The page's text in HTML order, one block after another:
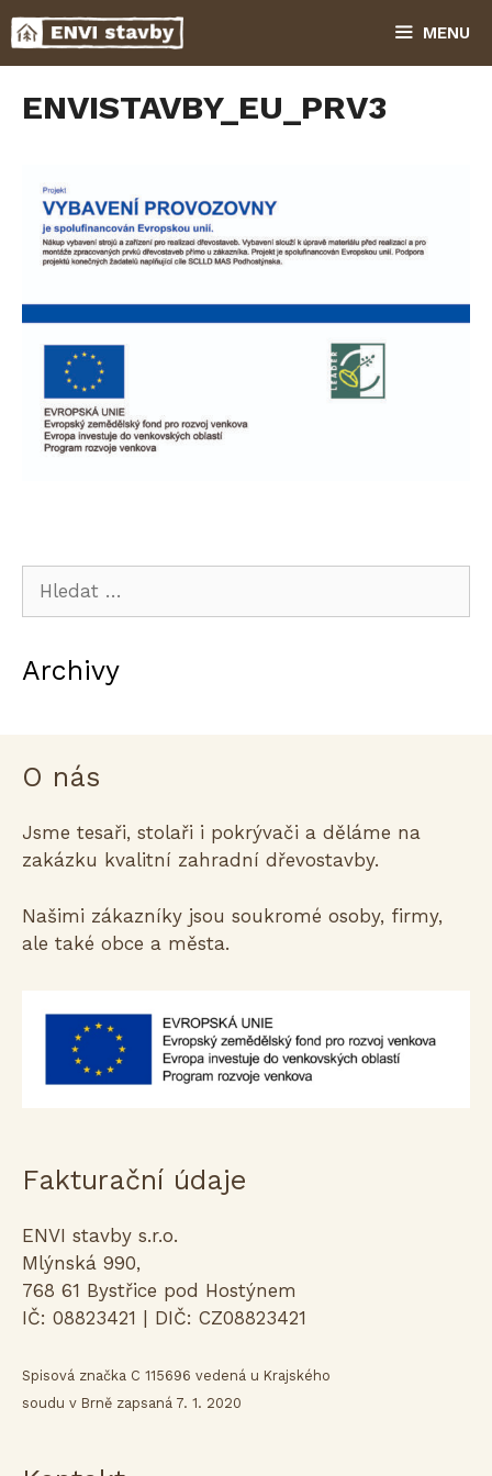
Přeskočit
na
obsah
MENU
ENVISTAVBY_EU_PRV3
Hledat:
Archivy
O nás
Jsme tesaři, stolaři i pokrývači a děláme na
zakázku kvalitní zahradní dřevostavby.
Našimi zákazníky jsou soukromé osoby, firmy,
ale také obce a města.
Fakturační údaje
ENVI stavby s.r.o.
Mlýnská 990,
768 61 Bystřice pod Hostýnem
IČ: 08823421 | DIČ: CZ08823421
Spisová značka C 115696 vedená u Krajského
soudu v Brně zapsaná 7. 1. 2020